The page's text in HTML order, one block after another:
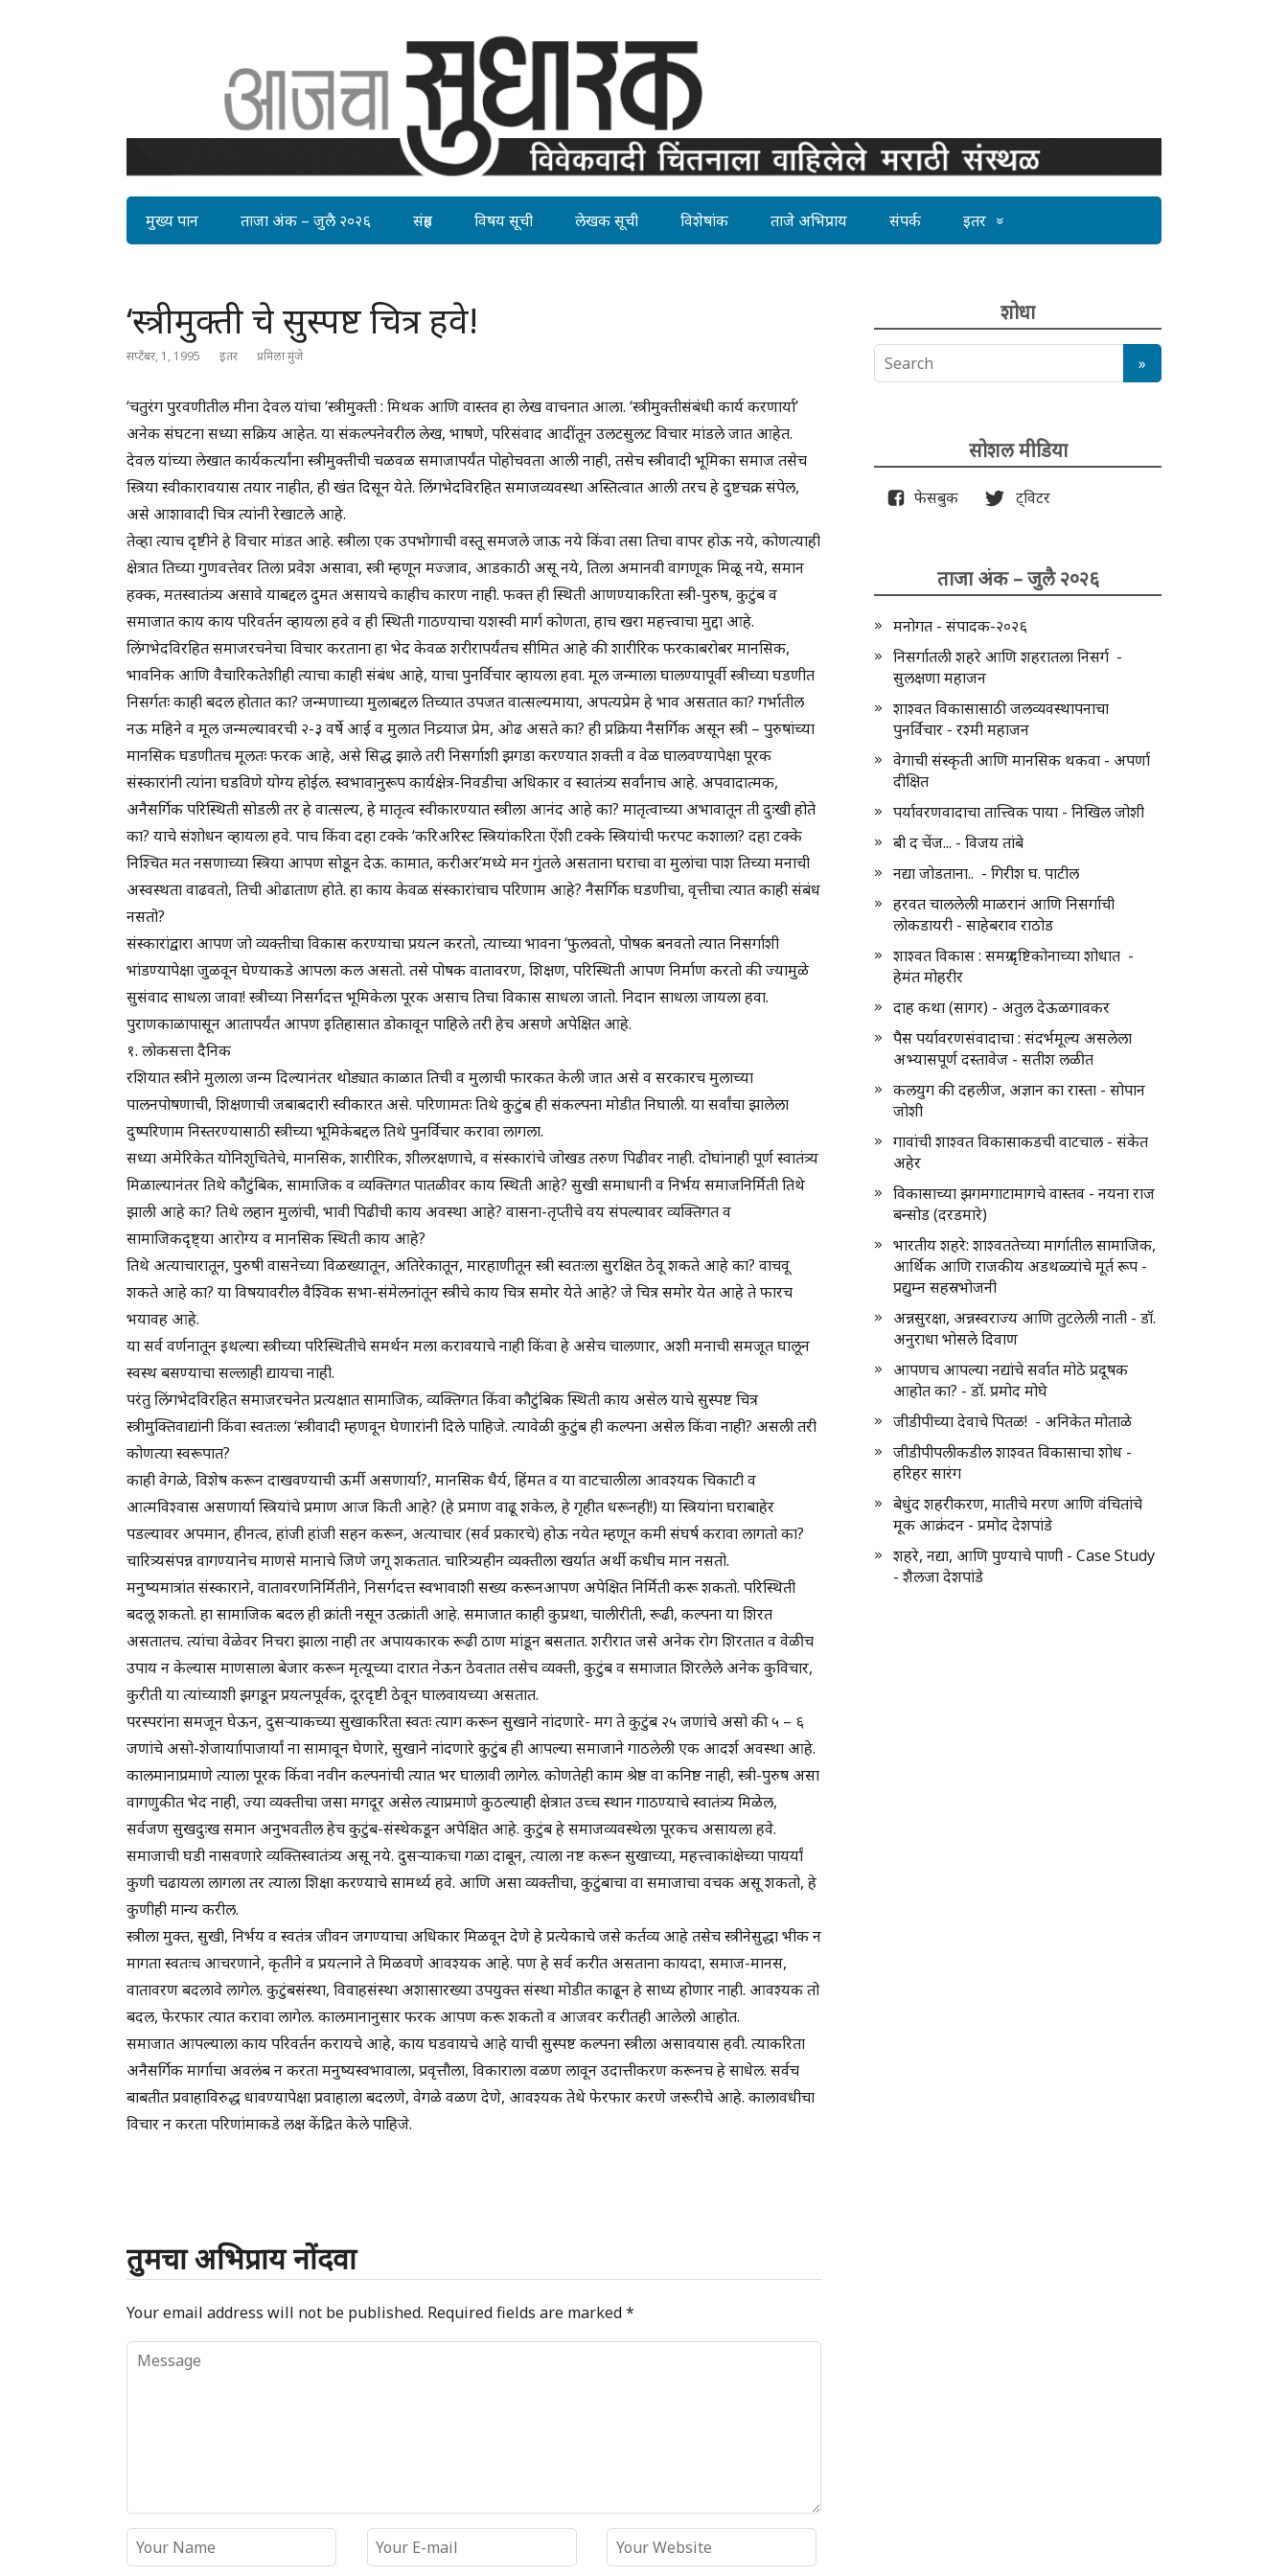
मुख्य पान ताजा अंक – जुलै २०२६ संग्रह विषय सूची लेखक सूची विशेषांक ताजे अभिप्राय संपर्क इतर
‘स्त्रीमुक्ती चे सुस्पष्ट चित्र हवे!
सप्टेंबर, 1, 1995 इतर प्रमिला मुंजे
‘चतुरंग पुरवणीतील मीना देवल यांचा ‘स्त्रीमुक्ती : मिथक आणि वास्तव हा लेख वाचनात आला. ‘स्त्रीमुक्तीसंबंधी कार्य करणार्या’
अनेक संघटना सध्या सक्रिय आहेत. या संकल्पनेवरील लेख, भाषणे, परिसंवाद आदींतून उलटसुलट विचार मांडले जात आहेत.
देवल यांच्या लेखात कार्यकर्त्यांना स्त्रीमुक्तीची चळवळ समाजापर्यंत पोहोचवता आली नाही, तसेच स्त्रीवादी भूमिका समाज तसेच
स्त्रिया स्वीकारावयास तयार नाहीत, ही खंत दिसून येते. लिंगभेदविरहित समाजव्यवस्था अस्तित्वात आली तरच हे दुष्टचक्र संपेल,
असे आशावादी चित्र त्यांनी रेखाटले आहे.
तेव्हा त्याच दृष्टीने हे विचार मांडत आहे. स्त्रीला एक उपभोगाची वस्तू समजले जाऊ नये किंवा तसा तिचा वापर होऊ नये, कोणत्याही
क्षेत्रात तिच्या गुणवत्तेवर तिला प्रवेश असावा, स्त्री म्हणून मज्जाव, आडकाठी असू नये, तिला अमानवी वागणूक मिळू नये, समान
हक्क, मतस्वातंत्र्य असावे याबद्दल दुमत असायचे काहीच कारण नाही. फक्त ही स्थिती आणण्याकरिता स्त्री-पुरुष, कुटुंब व
समाजात काय काय परिवर्तन व्हायला हवे व ही स्थिती गाठण्याचा यशस्वी मार्ग कोणता, हाच खरा महत्त्वाचा मुद्दा आहे.
लिंगभेदविरहित समाजरचनेचा विचार करताना हा भेद केवळ शरीरापर्यंतच सीमित आहे की शारीरिक फरकाबरोबर मानसिक,
भावनिक आणि वैचारिकतेशीही त्याचा काही संबंध आहे, याचा पुनर्विचार व्हायला हवा. मूल जन्माला घालण्यापूर्वी स्त्रीच्या घडणीत
निसर्गतः काही बदल होतात का? जन्मणाच्या मुलाबद्दल तिच्यात उपजत वात्सल्यमाया, अपत्यप्रेम हे भाव असतात का? गर्भातील
नऊ महिने व मूल जन्मल्यावरची २-३ वर्षे आई व मुलात निव्र्याज प्रेम, ओढ असते का? ही प्रक्रिया नैसर्गिक असून स्त्री – पुरुषांच्या
मानसिक घडणीतच मूलतः फरक आहे, असे सिद्ध झाले तरी निसर्गाशी झगडा करण्यात शक्ती व वेळ घालवण्यापेक्षा पूरक
संस्कारांनी त्यांना घडविणे योग्य होईल. स्वभावानुरूप कार्यक्षेत्र-निवडीचा अधिकार व स्वातंत्र्य सर्वांनाच आहे. अपवादात्मक,
अनैसर्गिक परिस्थिती सोडली तर हे वात्सल्य, हे मातृत्व स्वीकारण्यात स्त्रीला आनंद आहे का? मातृत्वाच्या अभावातून ती दुःखी होते
का? याचे संशोधन व्हायला हवे. पाच किंवा दहा टक्के ‘करिअरिस्ट स्त्रियांकरिता ऐंशी टक्के स्त्रियांची फरपट कशाला? दहा टक्के
निश्चित मत नसणाच्या स्त्रिया आपण सोडून देऊ. कामात, करीअर’मध्ये मन गुंतले असताना घराचा वा मुलांचा पाश तिच्या मनाची
अस्वस्थता वाढवतो, तिची ओढाताण होते. हा काय केवळ संस्कारांचाच परिणाम आहे? नैसर्गिक घडणीचा, वृत्तीचा त्यात काही संबंध
नसतो?
संस्कारांद्वारा आपण जो व्यक्तीचा विकास करण्याचा प्रयत्न करतो, त्याच्या भावना ‘फुलवतो, पोषक बनवतो त्यात निसर्गाशी
भांडण्यापेक्षा जुळवून घेण्याकडे आपला कल असतो. तसे पोषक वातावरण, शिक्षण, परिस्थिती आपण निर्माण करतो की ज्यामुळे
सुसंवाद साधला जावा! स्त्रीच्या निसर्गदत्त भूमिकेला पूरक असाच तिचा विकास साधला जातो. निदान साधला जायला हवा.
पुराणकाळापासून आतापर्यंत आपण इतिहासात डोकावून पाहिले तरी हेच असणे अपेक्षित आहे.
१. लोकसत्ता दैनिक
रशियात स्त्रीने मुलाला जन्म दिल्यानंतर थोड्यात काळात तिची व मुलाची फारकत केली जात असे व सरकारच मुलाच्या
पालनपोषणाची, शिक्षणाची जबाबदारी स्वीकारत असे. परिणामतः तिथे कुटुंब ही संकल्पना मोडीत निघाली. या सर्वांचा झालेला
दुष्परिणाम निस्तरण्यासाठी स्त्रीच्या भूमिकेबद्दल तिथे पुनर्विचार करावा लागला.
सध्या अमेरिकेत योनिशुचितेचे, मानसिक, शारीरिक, शीलरक्षणाचे, व संस्कारांचे जोखड तरुण पिढीवर नाही. दोघांनाही पूर्ण स्वातंत्र्य
मिळाल्यानंतर तिथे कौटुंबिक, सामाजिक व व्यक्तिगत पातळीवर काय स्थिती आहे? सुखी समाधानी व निर्भय समाजनिर्मिती तिथे
झाली आहे का? तिथे लहान मुलांची, भावी पिढीची काय अवस्था आहे? वासना-तृप्तीचे वय संपल्यावर व्यक्तिगत व
सामाजिकदृष्ट्या आरोग्य व मानसिक स्थिती काय आहे?
तिथे अत्याचारातून, पुरुषी वासनेच्या विळख्यातून, अतिरेकातून, मारहाणीतून स्त्री स्वतःला सुरक्षित ठेवू शकते आहे का? वाचवू
शकते आहे का? या विषयावरील वैश्विक सभा-संमेलनांतून स्त्रीचे काय चित्र समोर येते आहे? जे चित्र समोर येत आहे ते फारच
भयावह आहे.
या सर्व वर्णनातून इथल्या स्त्रीच्या परिस्थितीचे समर्थन मला करावयाचे नाही किंवा हे असेच चालणार, अशी मनाची समजूत घालून
स्वस्थ बसण्याचा सल्लाही द्यायचा नाही.
परंतु लिंगभेदविरहित समाजरचनेत प्रत्यक्षात सामाजिक, व्यक्तिगत किंवा कौटुंबिक स्थिती काय असेल याचे सुस्पष्ट चित्र
स्त्रीमुक्तिवाद्यांनी किंवा स्वतःला ‘स्त्रीवादी म्हणवून घेणारांनी दिले पाहिजे. त्यावेळी कुटुंब ही कल्पना असेल किंवा नाही? असली तरी
कोणत्या स्वरूपात?
काही वेगळे, विशेष करून दाखवण्याची ऊर्मी असणार्या?, मानसिक धैर्य, हिंमत व या वाटचालीला आवश्यक चिकाटी व
आत्मविश्वास असणार्या स्त्रियांचे प्रमाण आज किती आहे? (हे प्रमाण वाढू शकेल, हे गृहीत धरूनही!) या स्त्रियांना घराबाहेर
पडल्यावर अपमान, हीनत्व, हांजी हांजी सहन करून, अत्याचार (सर्व प्रकारचे) होऊ नयेत म्हणून कमी संघर्ष करावा लागतो का?
चारित्र्यसंपन्न वागण्यानेच माणसे मानाचे जिणे जगू शकतात. चारित्र्यहीन व्यक्तीला खर्यात अर्थी कधीच मान नसतो.
मनुष्यमात्रांत संस्काराने, वातावरणनिर्मितीने, निसर्गदत्त स्वभावाशी सख्य करूनआपण अपेक्षित निर्मिती करू शकतो. परिस्थिती
बदलू शकतो. हा सामाजिक बदल ही क्रांती नसून उत्क्रांती आहे. समाजात काही कुप्रथा, चालीरीती, रूढी, कल्पना या शिरत
असतातच. त्यांचा वेळेवर निचरा झाला नाही तर अपायकारक रूढी ठाण मांडून बसतात. शरीरात जसे अनेक रोग शिरतात व वेळीच
उपाय न केल्यास माणसाला बेजार करून मृत्यूच्या दारात नेऊन ठेवतात तसेच व्यक्ती, कुटुंब व समाजात शिरलेले अनेक कुविचार,
कुरीती या त्यांच्याशी झगडून प्रयत्नपूर्वक, दूरदृष्टी ठेवून घालवायच्या असतात.
परस्परांना समजून घेऊन, दुसऱ्याकच्या सुखाकरिता स्वतः त्याग करून सुखाने नांदणारे- मग ते कुटुंब २५ जणांचे असो की ५ – ६
जणांचे असो-शेजार्याापाजार्यां ना सामावून घेणारे, सुखाने नांदणारे कुटुंब ही आपल्या समाजाने गाठलेली एक आदर्श अवस्था आहे.
कालमानाप्रमाणे त्याला पूरक किंवा नवीन कल्पनांची त्यात भर घालावी लागेल. कोणतेही काम श्रेष्ठ वा कनिष्ठ नाही, स्त्री-पुरुष असा
वागणुकीत भेद नाही, ज्या व्यक्तीचा जसा मगदूर असेल त्याप्रमाणे कुठल्याही क्षेत्रात उच्च स्थान गाठण्याचे स्वातंत्र्य मिळेल,
सर्वजण सुखदुःख समान अनुभवतील हेच कुटुंब-संस्थेकडून अपेक्षित आहे. कुटुंब हे समाजव्यवस्थेला पूरकच असायला हवे.
समाजाची घडी नासवणारे व्यक्तिस्वातंत्र्य असू नये. दुसऱ्याकचा गळा दाबून, त्याला नष्ट करून सुखाच्या, महत्त्वाकांक्षेच्या पायर्यां
कुणी चढायला लागला तर त्याला शिक्षा करण्याचे सामर्थ्य हवे. आणि असा व्यक्तीचा, कुटुंबाचा वा समाजाचा वचक असू शकतो, हे
कुणीही मान्य करील.
स्त्रीला मुक्त, सुखी, निर्भय व स्वतंत्र जीवन जगण्याचा अधिकार मिळवून देणे हे प्रत्येकाचे जसे कर्तव्य आहे तसेच स्त्रीनेसुद्धा भीक न
मागता स्वतःच आचरणाने, कृतीने व प्रयत्नाने ते मिळवणे आवश्यक आहे. पण हे सर्व करीत असताना कायदा, समाज-मानस,
वातावरण बदलावे लागेल. कुटुंबसंस्था, विवाहसंस्था अशासारख्या उपयुक्त संस्था मोडीत काढून हे साध्य होणार नाही. आवश्यक तो
बदल, फेरफार त्यात करावा लागेल. कालमानानुसार फरक आपण करू शकतो व आजवर करीतही आलेलो आहोत.
समाजात आपल्याला काय परिवर्तन करायचे आहे, काय घडवायचे आहे याची सुस्पष्ट कल्पना स्त्रीला असावयास हवी. त्याकरिता
अनैसर्गिक मार्गाचा अवलंब न करता मनुष्यस्वभावाला, प्रवृत्तौला, विकाराला वळण लावून उदात्तीकरण करूनच हे साधेल. सर्वच
बाबतीत प्रवाहाविरुद्ध धावण्यापेक्षा प्रवाहाला बदलणे, वेगळे वळण देणे, आवश्यक तेथे फेरफार करणे जरूरीचे आहे. कालावधीचा
विचार न करता परिणांमाकडे लक्ष केंद्रित केले पाहिजे.
तुमचा अभिप्राय नोंदवा
Your email address will not be published. Required fields are marked*
शोधा
सोशल मीडिया
फेसबुक ट्विटर
ताजा अंक – जुलै २०२६
मनोगत - संपादक-२०२६
निसर्गातली शहरे आणि शहरातला निसर्ग -
सुलक्षणा महाजन
शाश्वत विकासासाठी जलव्यवस्थापनाचा
पुनर्विचार - रश्मी महाजन
वेगाची संस्कृती आणि मानसिक थकवा - अपर्णा
दीक्षित
पर्यावरणवादाचा तात्त्विक पाया - निखिल जोशी
बी द चेंज... - विजय तांबे
नद्या जोडताना.. - गिरीश घ. पाटील
हरवत चाललेली माळरानं आणि निसर्गाची
लोकडायरी - साहेबराव राठोड
शाश्वत विकास : समग्र दृष्टिकोनाच्या शोधात -
हेमंत मोहरीर
दाह कथा (सागर) - अतुल देऊळगावकर
पैस पर्यावरणसंवादाचा : संदर्भमूल्य असलेला
अभ्यासपूर्ण दस्तावेज - सतीश लळीत
कलयुग की दहलीज, अज्ञान का रास्ता - सोपान
जोशी
गावांची शाश्वत विकासाकडची वाटचाल - संकेत
अहेर
विकासाच्या झगमगाटामागचे वास्तव - नयना राज
बन्सोड (दरडमारे)
भारतीय शहरे: शाश्वततेच्या मार्गातील सामाजिक,
आर्थिक आणि राजकीय अडथळ्यांचे मूर्त रूप -
प्रद्युम्न सहस्रभोजनी
अन्नसुरक्षा, अन्नस्वराज्य आणि तुटलेली नाती - डॉ.
अनुराधा भोसले दिवाण
आपणच आपल्या नद्यांचे सर्वात मोठे प्रदूषक
आहोत का? - डॉ. प्रमोद मोघे
जीडीपीच्या देवाचे पितळ! - अनिकेत मोताळे
जीडीपीपलीकडील शाश्वत विकासाचा शोध -
हरिहर सारंग
बेधुंद शहरीकरण, मातीचे मरण आणि वंचितांचे
मूक आक्रंदन - प्रमोद देशपांडे
शहरे, नद्या, आणि पुण्याचे पाणी - Case Study
- शैलजा देशपांडे